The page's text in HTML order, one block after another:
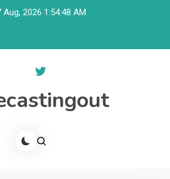
Aug, 2026 1:54:49 AM